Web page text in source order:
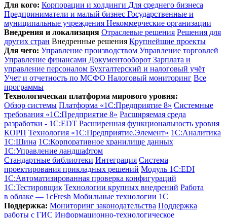
Для кого: Корпорации и холдинги Для среднего бизнеса
Предприниматели и малый бизнес Государственные и
муниципальные учреждения Некоммерческие организации
Внедрения и локализация Отраслевые решения Решения для
других стран Внедренные решения Крупнейшие проекты
Для чего: Управление производством Управление торговлей
Управление финансами Документооборот Зарплата и
управление персоналом Бухгалтерский и налоговый учёт
Учет и отчетность по МСФО Налоговый мониторинг Все
программы
Технологическая платформа мирового уровня:
Обзор системы Платформа «1С:Предприятие 8» Системные
требования «1С:Предприятие 8» Расширяемая среда
разработки - 1C:EDT Расширенная функциональность уровня
КОРП Технология «1С:Предприятие.Элемент» 1C:Аналитика
1С:Шина 1С:Корпоративное хранилище данных
1С:Управление ландшафтом
Стандартные библиотеки Интеграция Система
проектирования прикладных решений Модуль 1C:EDI
1С:Автоматизированная проверка конфигураций
1С:Тестировщик Технологии крупных внедрений Работа
в облаке — 1cFresh Мобильные технологии 1С
Поддержка: Мониторинг законодательства Поддержка
работы с ГИС Информационно-технологическое